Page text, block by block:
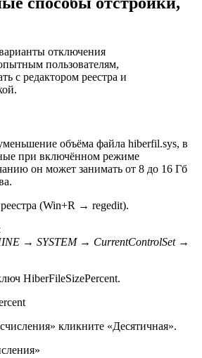
отключения
пользователям,
с редактором реестра и
объёма файла hiberfil.sys, в
при включённом режиме
он может занимать от 8 до 16 Гб
реестра (Win+R → regedit).
→ SYSTEM → CurrentControlSet →
HiberFileSizePercent.
кликните «Десятичная».